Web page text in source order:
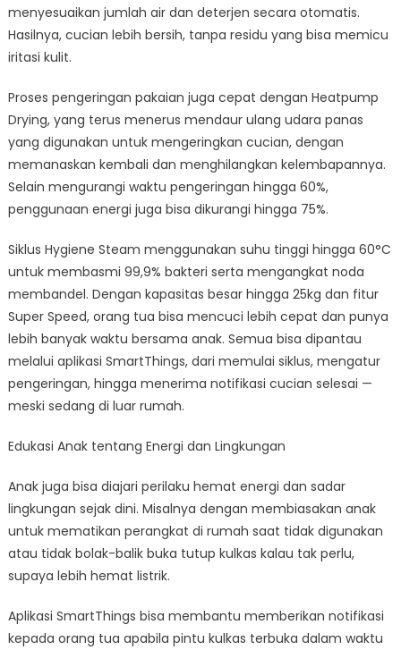
menyesuaikan jumlah air dan deterjen secara otomatis.
Hasilnya, cucian lebih bersih, tanpa residu yang bisa memicu
iritasi kulit.
Proses pengeringan pakaian juga cepat dengan Heatpump
Drying, yang terus menerus mendaur ulang udara panas
yang digunakan untuk mengeringkan cucian, dengan
memanaskan kembali dan menghilangkan kelembapannya.
Selain mengurangi waktu pengeringan hingga 60%,
penggunaan energi juga bisa dikurangi hingga 75%.
Siklus Hygiene Steam menggunakan suhu tinggi hingga 60°C
untuk membasmi 99,9% bakteri serta mengangkat noda
membandel. Dengan kapasitas besar hingga 25kg dan fitur
Super Speed, orang tua bisa mencuci lebih cepat dan punya
lebih banyak waktu bersama anak. Semua bisa dipantau
melalui aplikasi SmartThings, dari memulai siklus, mengatur
pengeringan, hingga menerima notifikasi cucian selesai —
meski sedang di luar rumah.
Edukasi Anak tentang Energi dan Lingkungan
Anak juga bisa diajari perilaku hemat energi dan sadar
lingkungan sejak dini. Misalnya dengan membiasakan anak
untuk mematikan perangkat di rumah saat tidak digunakan
atau tidak bolak-balik buka tutup kulkas kalau tak perlu,
supaya lebih hemat listrik.
Aplikasi SmartThings bisa membantu memberikan notifikasi
kepada orang tua apabila pintu kulkas terbuka dalam waktu